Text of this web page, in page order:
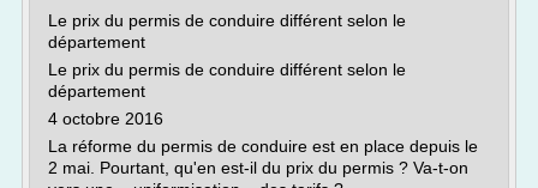
Le prix du permis de conduire différent selon le
département
Le prix du permis de conduire différent selon le
département
4 octobre 2016
La réforme du permis de conduire est en place depuis le
2 mai. Pourtant, qu'en est-il du prix du permis ? Va-t-on